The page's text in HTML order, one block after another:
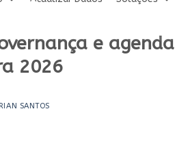
e agenda
2026
SANTOS